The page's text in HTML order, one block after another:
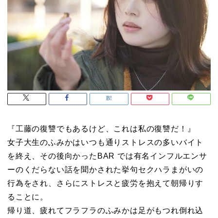
『工藤の復讐でもあるけど、これは私の復讐だ！』
女子大生のふみかはいつも通りストレスの多いバイト
を終え、その後向かったBAR では有名インフルエンサ
ーのくだらない話を聞かされた挙句セクハラまがいの
行為をされ、さらにストレスと疲労を抱えて朝帰りす
ることに。
帰り道、疲れてフラフラのふみかは足がもつれ倒れ込